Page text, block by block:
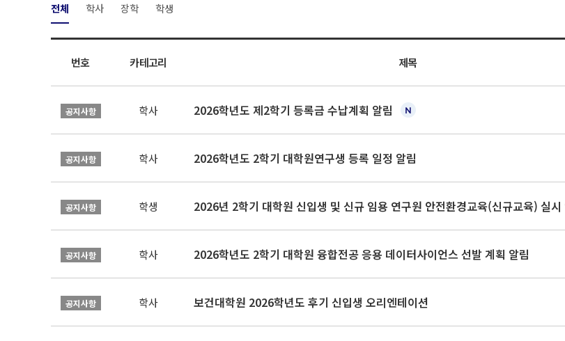
전체 학사 장학 학생
번호 카테고리 제목
공지사항 학사 2026학년도 제2학기 등록금 수납계획 알림
공지사항 학사 2026학년도 2학기 대학원연구생 등록 일정 알림
공지사항 학생 2026년 2학기 대학원 신입생 및 신규 임용 연구원 안전환경교육(신규교육) 실시
공지사항 학사 2026학년도 2학기 대학원 융합전공 응용 데이터사이언스 선발 계획 알림
공지사항 학사 보건대학원 2026학년도 후기 신입생 오리엔테이션